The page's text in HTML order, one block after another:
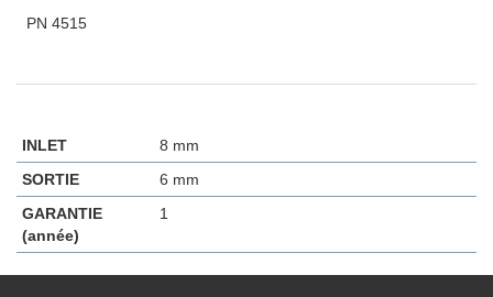
PN 4515
INLET
8 mm
SORTIE
6 mm
GARANTIE
(année)
1